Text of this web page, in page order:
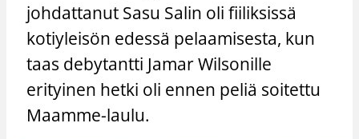
johdattanut Sasu Salin oli fiiliksissä
kotiyleisön edessä pelaamisesta, kun
taas debytantti Jamar Wilsonille
erityinen hetki oli ennen peliä soitettu
Maamme-laulu.